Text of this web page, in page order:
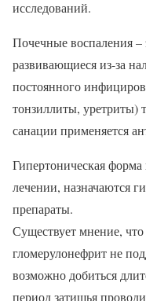
исследований.
Почечные воспаления –
развивающиеся из-за
постоянного
тонзиллиты, уретриты)
санации применяется
Гипертоническая
лечении, назначаются
препараты.
Существует мнение,
гломерулонефрит не
возможно добиться
период затишья